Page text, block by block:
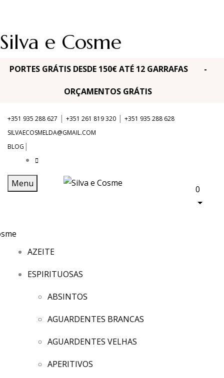
Silva e Cosme
PORTES GRÁTIS DESDE 150€ ATÉ 12 GARRAFAS -
ORÇAMENTOS GRÁTIS
+351 935 288 627 | +351 261 819 320 | +351 935 288 628
SILVAECOSMELDA@GMAIL.COM
BLOG |
Menu
0
AZEITE
ESPIRITUOSAS
ABSINTOS
AGUARDENTES BRANCAS
AGUARDENTES VELHAS
APERITIVOS